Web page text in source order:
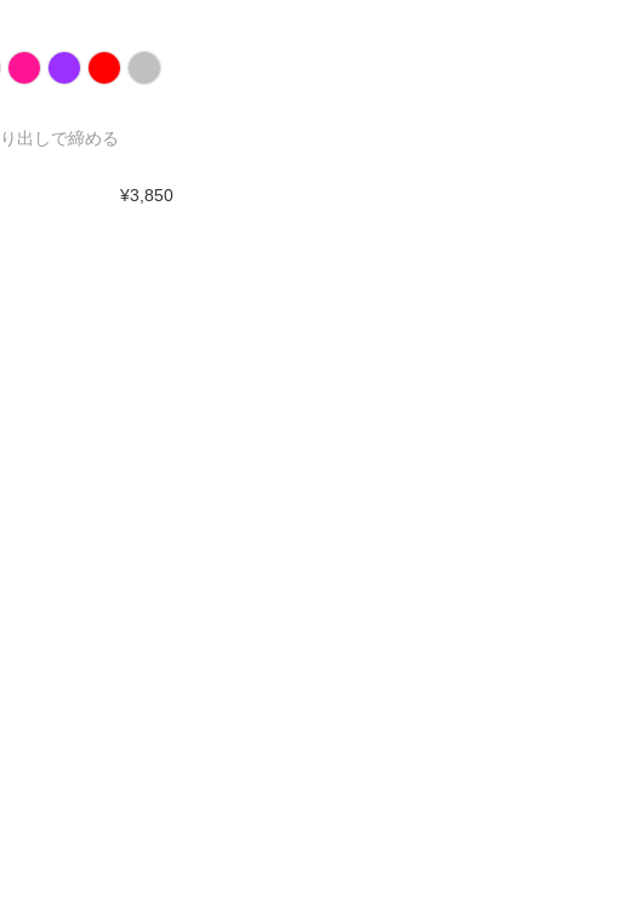
出しで締める
¥3,850